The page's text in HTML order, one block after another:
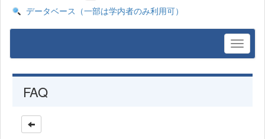
データベース（一部は学内者のみ利用可）
FAQ